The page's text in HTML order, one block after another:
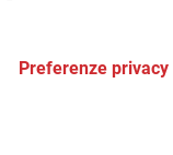
Preferenze privacy